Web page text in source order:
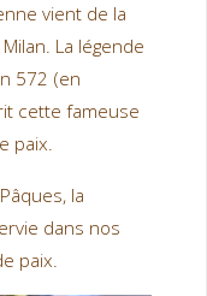
vient de la
La légende
572 (en
cette fameuse
paix.
la
dans nos
paix.